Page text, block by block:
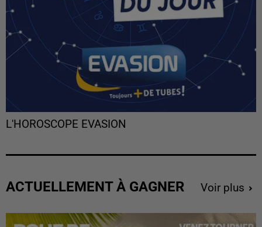
L'HOROSCOPE EVASION
ACTUELLEMENT À GAGNER Voir plus